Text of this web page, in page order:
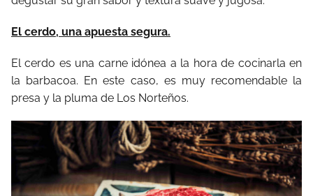
El cerdo, una apuesta segura.
El cerdo es una carne idónea a la hora de cocinarla en
la barbacoa. En este caso, es muy recomendable la
presa y la pluma de Los Norteños.